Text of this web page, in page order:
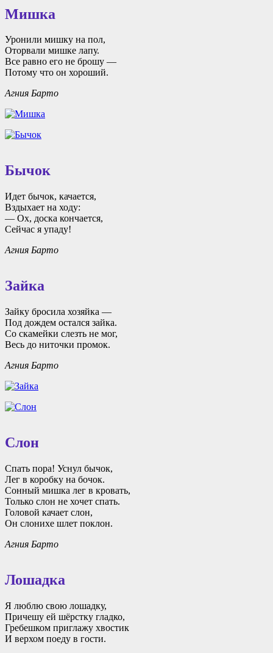
Мишка
Уронили мишку на пол,
Оторвали мишке лапу.
Все равно его не брошу —
Потому что он хороший.
Агния Барто
Бычок
Идет бычок, качается,
Вздыхает на ходу:
— Ох, доска кончается,
Сейчас я упаду!
Агния Барто
Зайка
Зайку бросила хозяйка —
Под дождем остался зайка.
Со скамейки слезть не мог,
Весь до ниточки промок.
Агния Барто
Слон
Спать пора! Уснул бычок,
Лег в коробку на бочок.
Сонный мишка лег в кровать,
Только слон не хочет спать.
Головой качает слон,
Он слонихе шлет поклон.
Агния Барто
Лошадка
Я люблю свою лошадку,
Причешу ей шёрстку гладко,
Гребешком приглажу хвостик
И верхом поеду в гости.